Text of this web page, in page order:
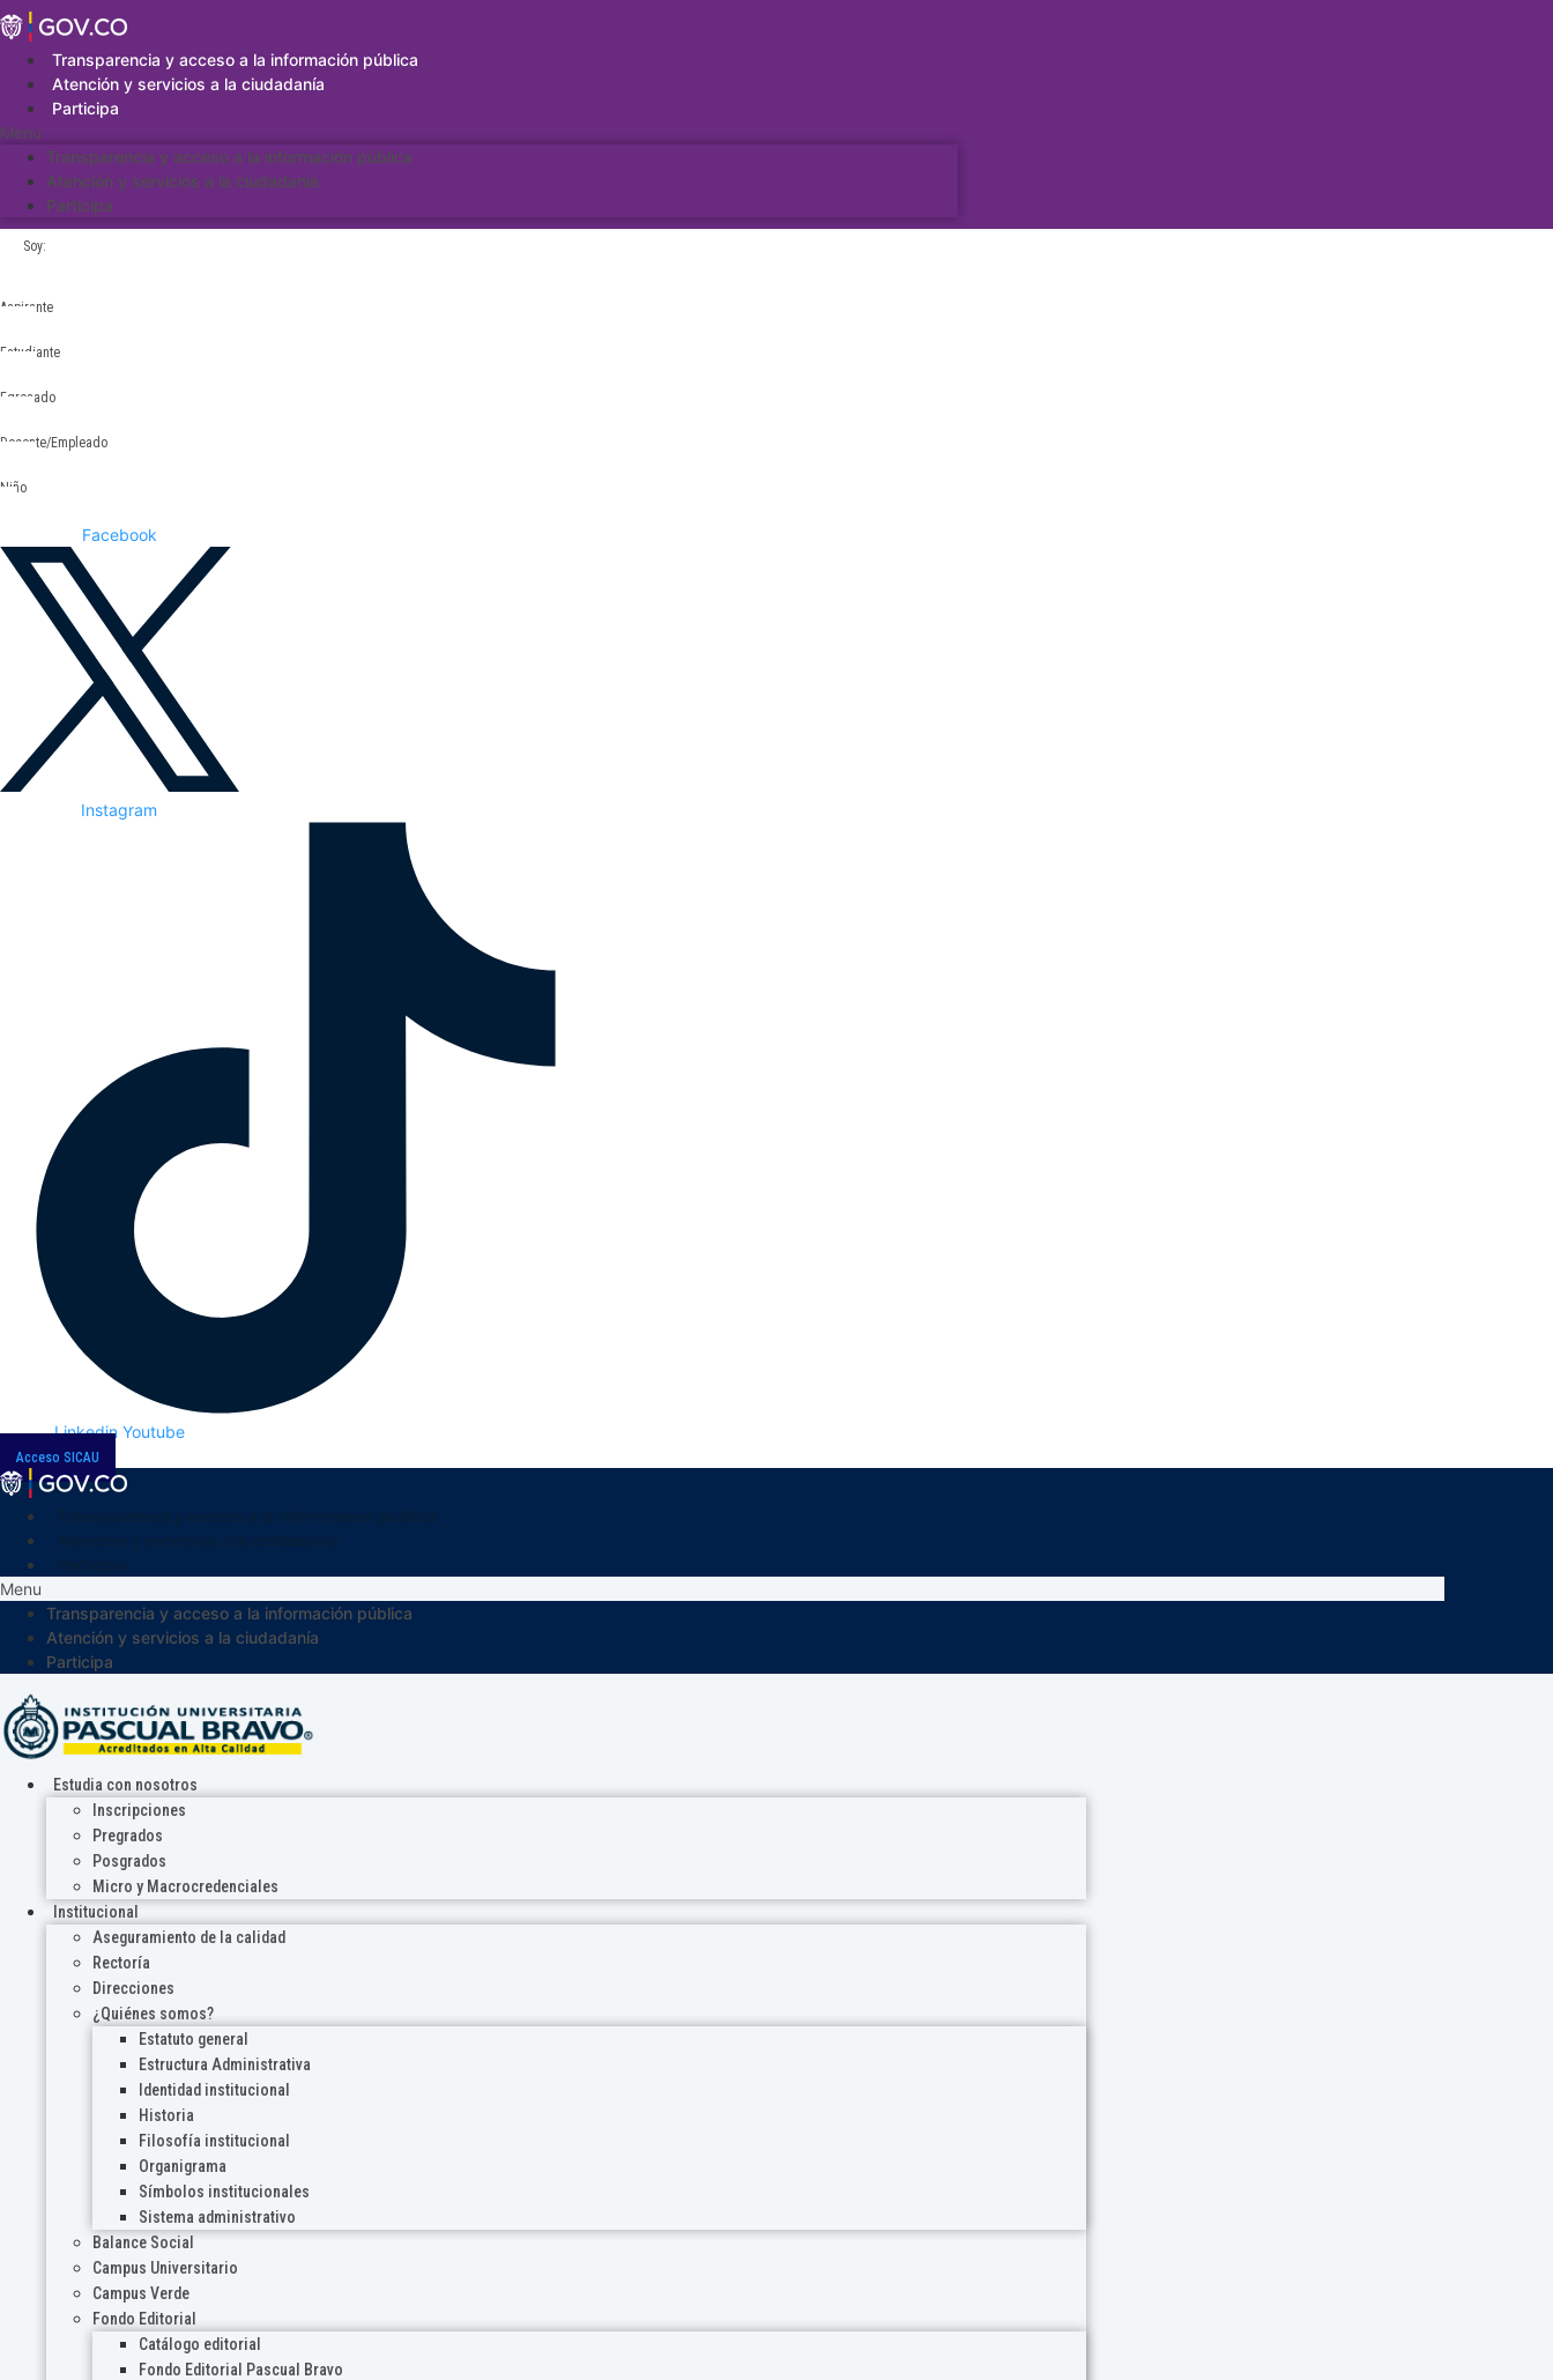
Saltar
al
contenidoTransparencia y acceso a la información pública
Atención y servicios a la ciudadanía
Participa
Menu
Transparencia y acceso a la información pública
Atención y servicios a la ciudadanía
Participa
Soy:
Aspirante
Estudiante
Egresado
Docente/Empleado
Niño
Facebook
Instagram
Linkedin Youtube
Acceso SICAU
Menu
Transparencia y acceso a la información pública
Atención y servicios a la ciudadanía
Participa
Estudia con nosotros
Inscripciones
Pregrados
Posgrados
Micro y Macrocredenciales
Institucional
Aseguramiento de la calidad
Rectoría
Direcciones
¿Quiénes somos?
Estatuto general
Estructura Administrativa
Identidad institucional
Historia
Filosofía institucional
Organigrama
Símbolos institucionales
Sistema administrativo
Balance Social
Campus Universitario
Campus Verde
Fondo Editorial
Catálogo editorial
Fondo Editorial Pascual Bravo